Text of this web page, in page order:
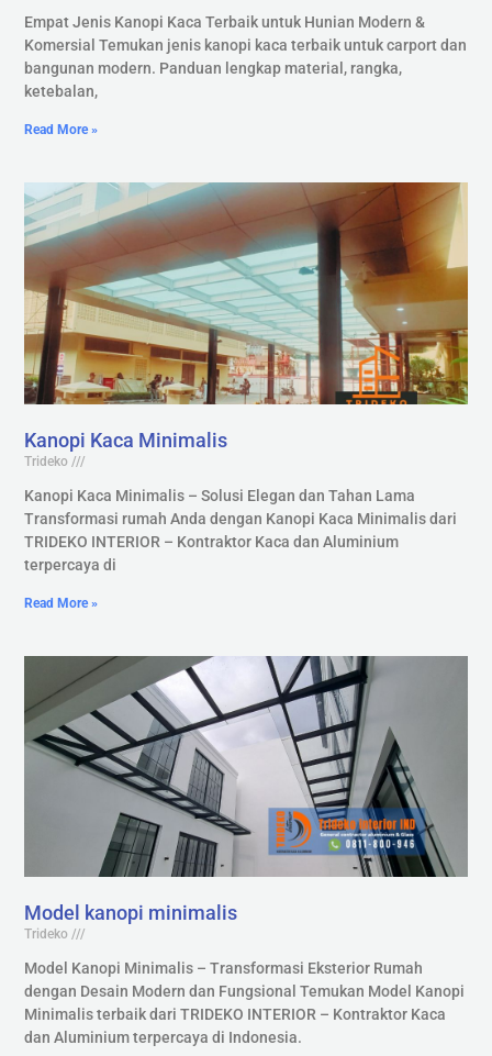
Empat Jenis Kanopi Kaca Terbaik untuk Hunian Modern &
Komersial Temukan jenis kanopi kaca terbaik untuk carport dan
bangunan modern. Panduan lengkap material, rangka,
ketebalan,
Read More »
Kanopi Kaca Minimalis
Trideko
Kanopi Kaca Minimalis – Solusi Elegan dan Tahan Lama
Transformasi rumah Anda dengan Kanopi Kaca Minimalis dari
TRIDEKO INTERIOR – Kontraktor Kaca dan Aluminium
terpercaya di
Read More »
Model kanopi minimalis
Trideko
Model Kanopi Minimalis – Transformasi Eksterior Rumah
dengan Desain Modern dan Fungsional Temukan Model Kanopi
Minimalis terbaik dari TRIDEKO INTERIOR – Kontraktor Kaca
dan Aluminium terpercaya di Indonesia.